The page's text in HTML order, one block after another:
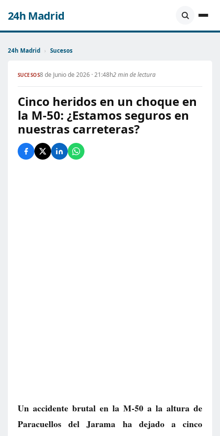
24h Madrid
24h Madrid › Sucesos
SUCESOS8 de Junio de 2026 · 21:48h2 min de lectura
Cinco heridos en un choque en
la M-50: ¿Estamos seguros en
nuestras carreteras?
Un accidente brutal en la M-50 a la altura de
Paracuellos del Jarama ha dejado a cinco